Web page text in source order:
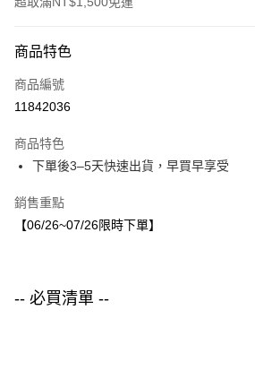
信用卡一次付款
LINE Pay
街口支付
悠遊付
每筆NT$80，滿NT$1,500(含以上)免運費
商品特色
商品編號
11842036
商品特色
下單後3–5天快速出貨，早買早享受
銷售重點
【06/26~07/26限時下單】
-- 必買清單 --